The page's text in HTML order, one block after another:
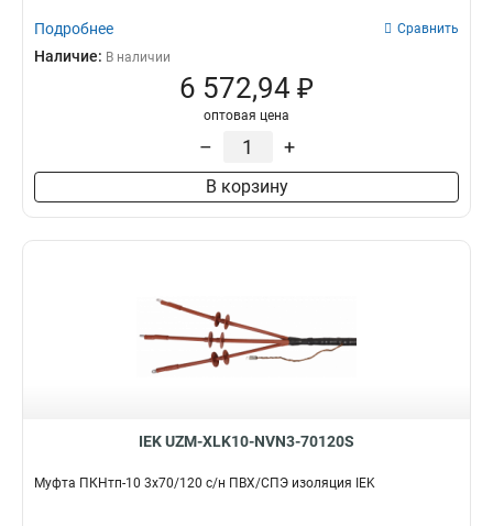
Подробнее Сравнить
Наличие: В наличии
6 572,94 ₽
оптовая цена
– +
В корзину
IEK UZM-XLK10-NVN3-70120S
Муфта ПКНтп-10 3х70/120 с/н ПВХ/СПЭ изоляция IEK